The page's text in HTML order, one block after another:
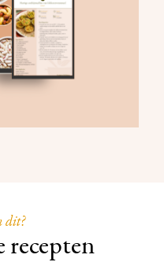
dit?
recepten